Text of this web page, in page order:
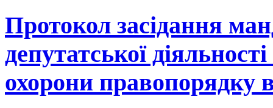
Протокол засідання
депутатської
охорони правопорядку